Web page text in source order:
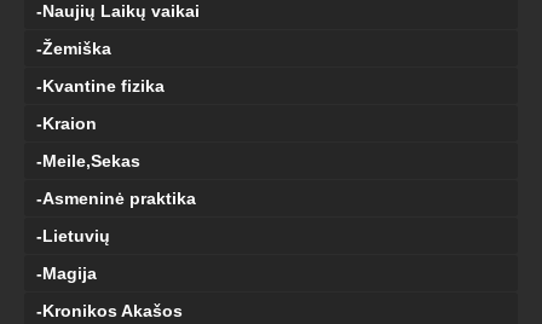
-Naujių Laikų vaikai
-Žemiška
-Kvantine fizika
-Kraion
-Meile,Sekas
-Asmeninė praktika
-Lietuvių
-Magija
-Kronikos Akašos